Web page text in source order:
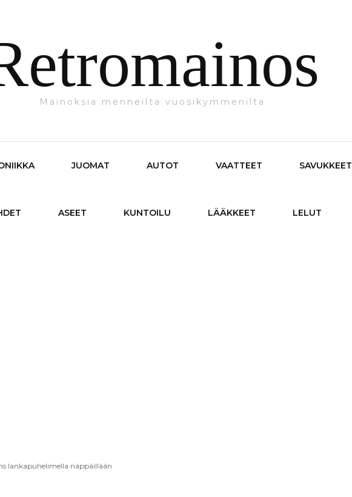
Mainoksia menneiltä vuosikymmeniltä
JUOMAT AUTOT VAATTEET SAVUKKEET
ASEET KUNTOILU LÄÄKKEET LELUT
lankapuhelimella näppäillään